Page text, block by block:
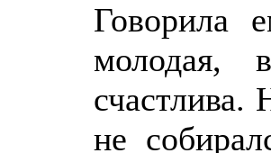
Говорила
молодая,
счастлива.
не